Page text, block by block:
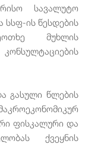
სავალუტო
ის წესდების
მუხლის
გასული წლების
ფისკალური და
ქვეყნის